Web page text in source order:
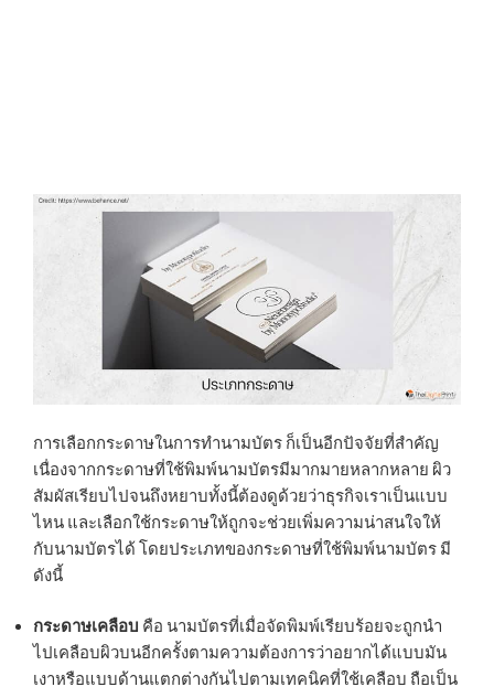
การเลือกกระดาษในการทำนามบัตร ก็เป็นอีกปัจจัยที่สำคัญ
เนื่องจากกระดาษที่ใช้พิมพ์นามบัตรมีมากมายหลากหลาย ผิว
สัมผัสเรียบไปจนถึงหยาบทั้งนี้ต้องดูด้วยว่าธุรกิจเราเป็นแบบ
ไหน และเลือกใช้กระดาษให้ถูกจะช่วยเพิ่มความน่าสนใจให้
กับนามบัตรได้ โดยประเภทของกระดาษที่ใช้พิมพ์นามบัตร มี
ดังนี้
กระดาษเคลือบ คือ นามบัตรที่เมื่อจัดพิมพ์เรียบร้อยจะถูกนำ
ไปเคลือบผิวบนอีกครั้งตามความต้องการว่าอยากได้แบบมัน
เงาหรือแบบด้านแตกต่างกันไปตามเทคนิคที่ใช้เคลือบ ถือเป็น